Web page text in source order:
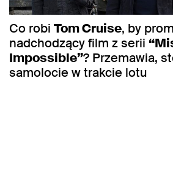
Co robi Tom Cruise, by
nadchodzący film z serii
Impossible”? Przemawia,
samolocie w trakcie lotu